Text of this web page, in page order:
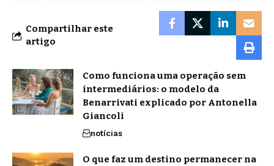
Compartilhar este
artigo
Como funciona uma operação sem
intermediários: o modelo da
Benarrivati explicado por Antonella
Giancoli
notícias
O que faz um destino permanecer na